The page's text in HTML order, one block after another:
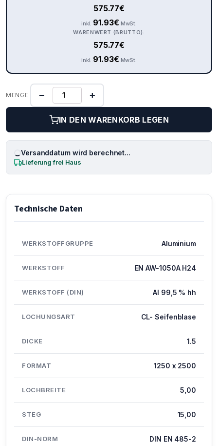
575.77€
inkl. 91.93€ MwSt.
WARENWERT (BRUTTO):
575.77€
inkl. 91.93€ MwSt.
MENGE − +
IN DEN WARENKORB LEGEN
Versanddatum wird berechnet...
Lieferung frei Haus
Technische Daten
WERKSTOFFGRUPPE Aluminium
WERKSTOFF EN AW-1050A H24
WERKSTOFF (DIN) Al 99,5 % hh
LOCHUNGSART CL- Seifenblase
DICKE 1.5
FORMAT 1250 x 2500
LOCHBREITE 5,00
STEG 15,00
DIN-NORM DIN EN 485-2